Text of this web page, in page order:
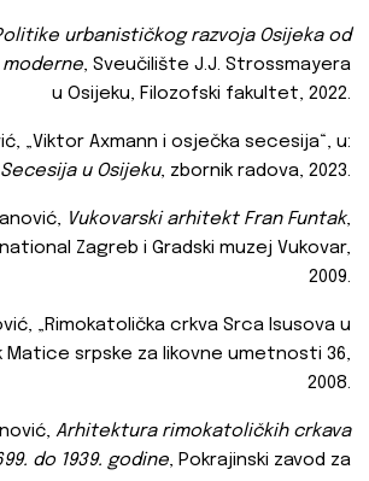
urbanističkog razvoja Osijeka od
, Sveučilište J.J. Strossmayera
u Osijeku, Filozofski fakultet, 2022.
„Viktor Axmann i osječka secesija“, u:
Secesija u Osijeku, zbornik radova, 2023.
Vukovarski arhitekt Fran Funtak,
Zagreb i Gradski muzej Vukovar,
2009.
„Rimokatolička crkva Srca Isusova u
Matice srpske za likovne umetnosti 36,
2008.
Arhitektura rimokatoličkih crkava
do 1939. godine, Pokrajinski zavod za